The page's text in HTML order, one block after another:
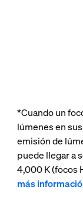
*Cuando un
lúmenes en
emisión de
puede llegar a
4,000 K (focos
más